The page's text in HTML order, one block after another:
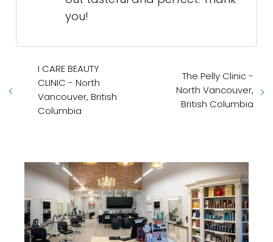
you!
I CARE BEAUTY
CLINIC - North
Vancouver, British
Columbia
The Pelly Clinic -
North Vancouver,
British Columbia